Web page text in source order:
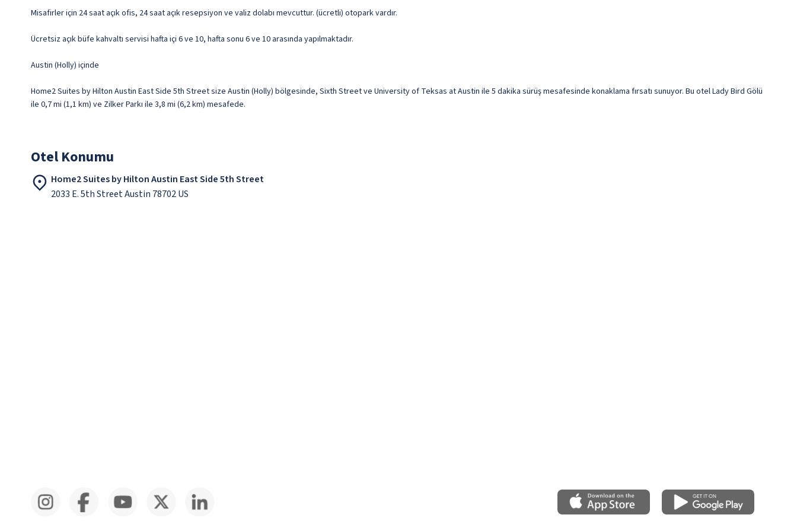
Misafirler için 24 saat açık ofis, 24 saat açık resepsiyon ve valiz dolabı mevcuttur. (ücretli) otopark vardır.
Ücretsiz açık büfe kahvaltı servisi hafta içi 6 ve 10, hafta sonu 6 ve 10 arasında yapılmaktadır.
Austin (Holly) içinde
Home2 Suites by Hilton Austin East Side 5th Street size Austin (Holly) bölgesinde, Sixth Street ve University of Teksas at Austin ile 5 dakika sürüş mesafesinde konaklama fırsatı sunuyor. Bu otel Lady Bird Gölü
ile 0,7 mi (1,1 km) ve Zilker Parkı ile 3,8 mi (6,2 km) mesafede.
Otel Konumu
Home2 Suites by Hilton Austin East Side 5th Street
2033 E. 5th Street Austin 78702 US